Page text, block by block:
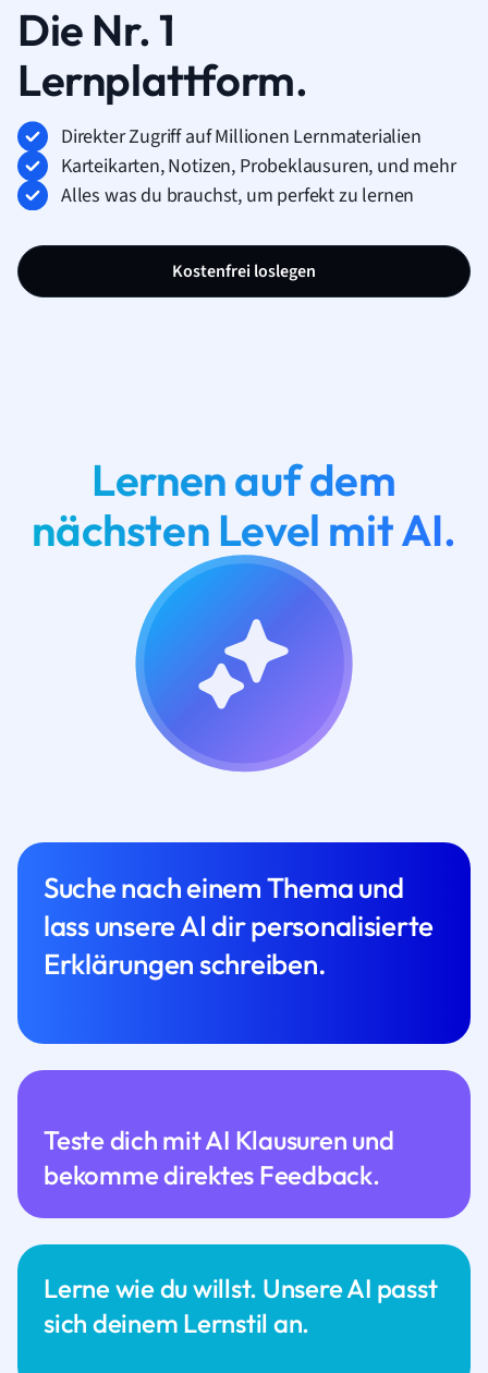
Die Nr. 1
Lernplattform.
Direkter Zugriff auf Millionen Lernmaterialien
Karteikarten, Notizen, Probeklausuren, und mehr
Alles was du brauchst, um perfekt zu lernen
Kostenfrei loslegen
Lernen auf dem
nächsten Level mit AI.
Suche nach einem Thema und
lass unsere AI dir personalisierte
Erklärungen schreiben.
Lerne wie du willst. Unsere AI passt
sich deinem Lernstil an.
Teste dich mit AI Klausuren und
bekomme direktes Feedback.